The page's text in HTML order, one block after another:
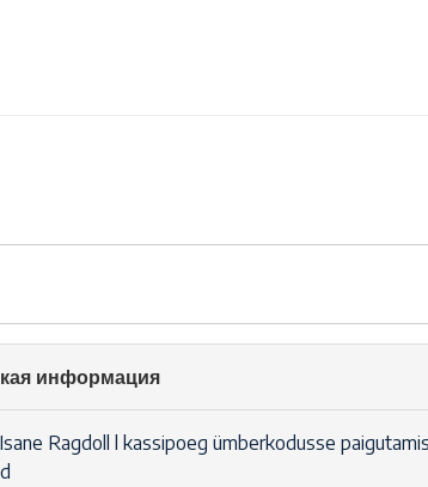
информация
Ragdoll l kassipoeg ümberkodusse